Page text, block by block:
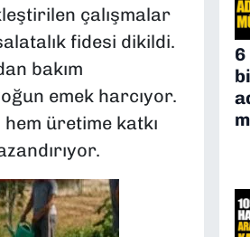
çalışmalar
fidesi dikildi.
bakım
emek harcıyor.
üretime katkı
6